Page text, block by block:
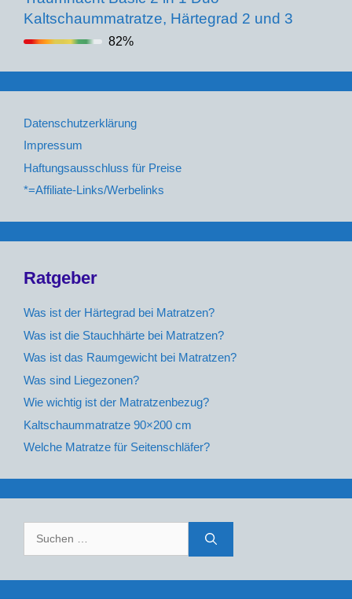
Kaltschaummatratze, Härtegrad 2 und 3
82%
Datenschutzerklärung
Impressum
Haftungsausschluss für Preise
*=Affiliate-Links/Werbelinks
Ratgeber
Was ist der Härtegrad bei Matratzen?
Was ist die Stauchhärte bei Matratzen?
Was ist das Raumgewicht bei Matratzen?
Was sind Liegezonen?
Wie wichtig ist der Matratzenbezug?
Kaltschaummatratze 90×200 cm
Welche Matratze für Seitenschläfer?
nach: